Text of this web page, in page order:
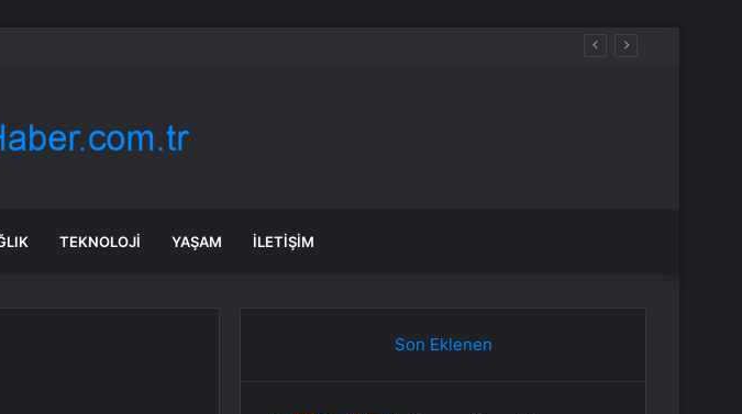
TEKNOLOJI YAŞAM İLETIŞIM
Son Eklenen